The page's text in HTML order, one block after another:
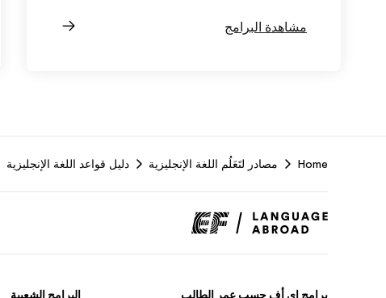
مشاهدة البرامج
Home مصادر لتَعَلُم اللغة الإنجليزية دليل قواعد اللغة الإنجليزية
برامج إي أف حسب عمر الطالب البرامج الشعبية